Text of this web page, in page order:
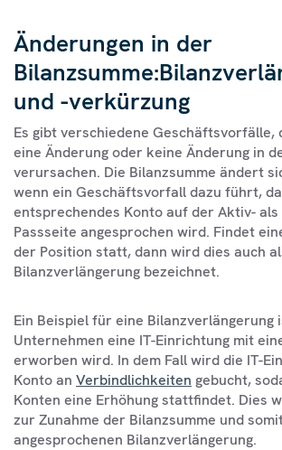
Änderungen in der
und -verkürzung
Es gibt verschiedene Geschäftsvorfälle,
eine Änderung oder keine Änderung in
verursachen. Die Bilanzsumme ändert
wenn ein Geschäftsvorfall dazu führt,
entsprechendes Konto auf der Aktiv-
Passseite angesprochen wird. Findet
der Position statt, dann wird dies auch
Bilanzverlängerung bezeichnet.
Ein Beispiel für eine Bilanzverlängerung
Unternehmen eine IT-Einrichtung mit
erworben wird. In dem Fall wird die IT-
Konto an Verbindlichkeiten gebucht,
Konten eine Erhöhung stattfindet. Dies
zur Zunahme der Bilanzsumme und
angesprochenen Bilanzverlängerung.